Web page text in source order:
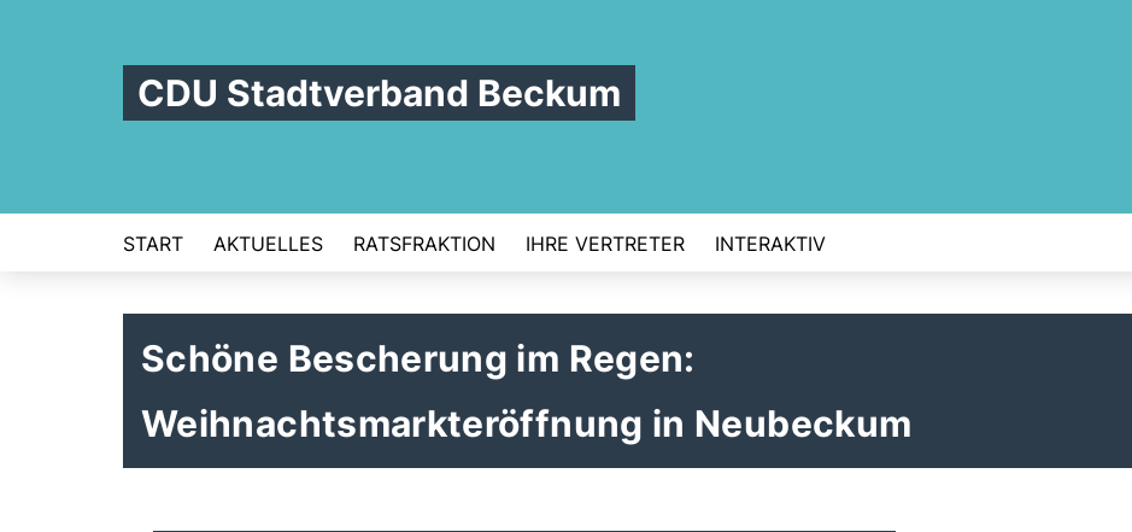
CDU Stadtverband Beckum
START AKTUELLES RATSFRAKTION IHRE VERTRETER INTERAKTIV
Schöne Bescherung im Regen:
Weihnachtsmarkteröffnung in Neubeckum